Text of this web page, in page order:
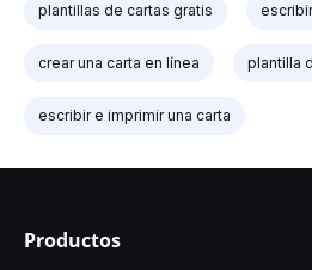
plantillas de cartas gratis
crear una carta en línea plantilla
escribir e imprimir una carta
Productos